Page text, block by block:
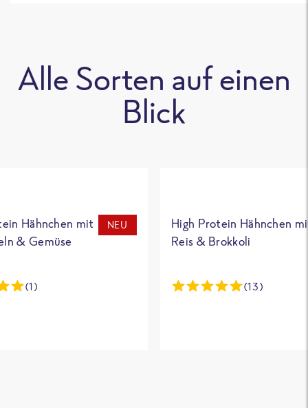
Alle Sorten auf einen
Blick
Hähnchen mit
& Gemüse
NEU
(1)
High Protein Hähnchen
Reis & Brokkoli
(13)